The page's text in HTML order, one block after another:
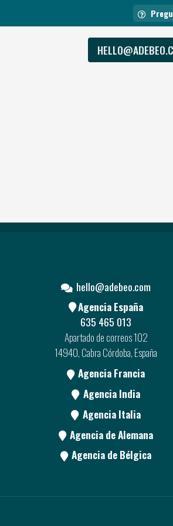
hello@adebeo.com
Agencia España
635 465 013
Apartado de correos 102
14940, Cabra Córdoba, España
Agencia Francia
Agencia India
Agencia Italia
Agencia de Alemana
Agencia de Bélgica